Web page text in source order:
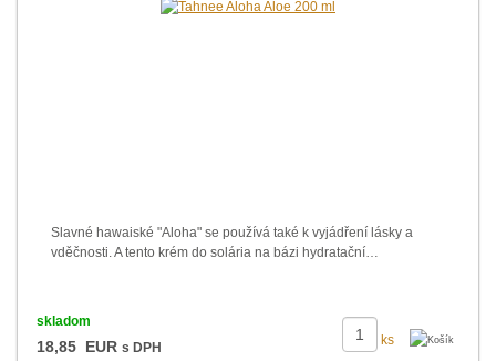
Slavné hawaiské "Aloha" se používá také k vyjádření lásky a
vděčnosti. A tento krém do solária na bázi hydratační…
ks
skladom
18,85 EUR s DPH